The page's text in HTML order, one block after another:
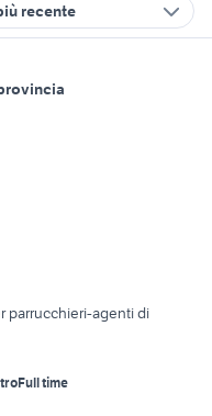
recente
parrucchieri-agenti di
Full time